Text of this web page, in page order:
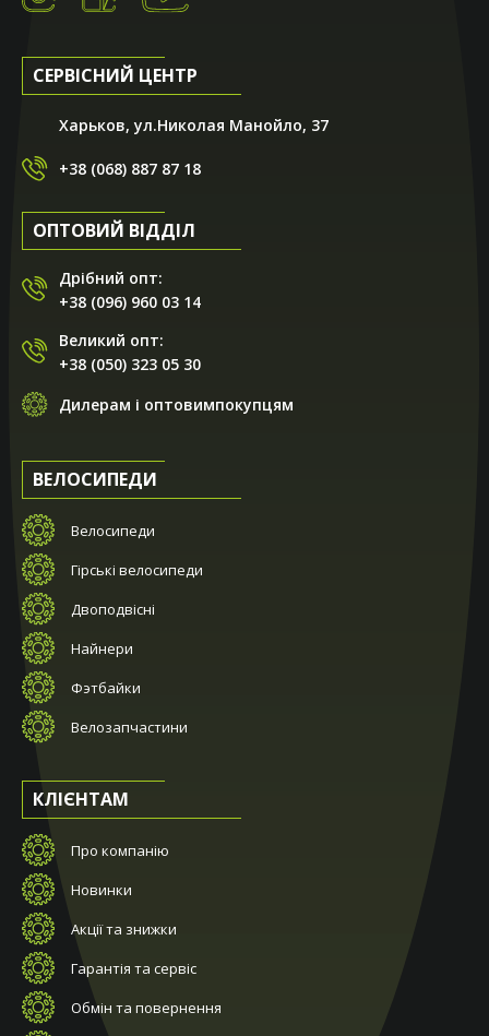
СЕРВІСНИЙ ЦЕНТР
Харьков, ул.Николая Манойло, 37
+38 (068) 887 87 18
ОПТОВИЙ ВІДДІЛ
Дрібний опт:
+38 (096) 960 03 14
Великий опт:
+38 (050) 323 05 30
Дилерам і оптовимпокупцям
ВЕЛОСИПЕДИ
Велосипеди
Гірські велосипеди
Двоподвісні
Найнери
Фэтбайки
Велозапчастини
КЛІЄНТАМ
Про компанію
Новинки
Акції та знижки
Гарантія та сервіс
Обмін та повернення